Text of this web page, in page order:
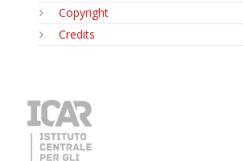
Copyright
Credits